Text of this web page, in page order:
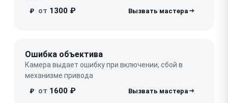
₽ от 1300 ₽
Ошибка объектива
Камера выдает ошибку при включении, сбой в
механизме привода
₽ от 1600 ₽